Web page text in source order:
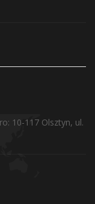
10-117 Olsztyn, ul.